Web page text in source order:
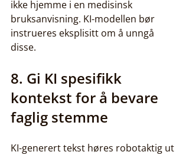
ikke hjemme i en medisinsk
bruksanvisning. KI-modellen bør
instrueres eksplisitt om å unngå
disse.
8. Gi KI spesifikk
kontekst for å bevare
faglig stemme
KI-generert tekst høres robotaktig ut